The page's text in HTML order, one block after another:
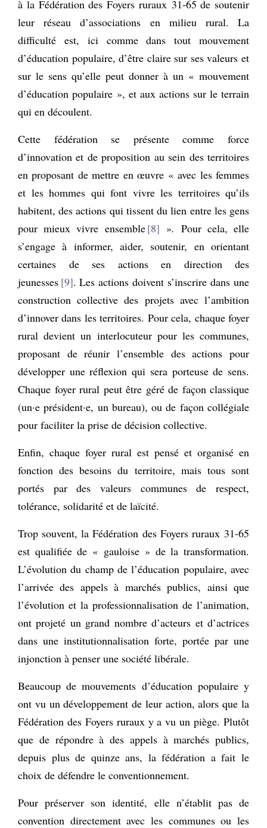
à la Fédération des Foyers ruraux 31‑65 de soutenir
leur réseau d’associations en milieu rural. La
difficulté est, ici comme dans tout mouvement
d’éducation populaire, d’être claire sur ses valeurs et
sur le sens qu’elle peut donner à un « mouvement
d’éducation populaire », et aux actions sur le terrain
qui en découlent.
Cette fédération se présente comme force
d’innovation et de proposition au sein des territoires
en proposant de mettre en œuvre « avec les femmes
et les hommes qui font vivre les territoires qu’ils
habitent, des actions qui tissent du lien entre les gens
pour mieux vivre ensemble 8 ». Pour cela, elle
s’engage à informer, aider, soutenir, en orientant
certaines de ses actions en direction des
jeunesses 9 . Les actions doivent s’inscrire dans une
construction collective des projets avec l’ambition
d’innover dans les territoires. Pour cela, chaque foyer
rural devient un interlocuteur pour les communes,
proposant de réunir l’ensemble des actions pour
développer une réflexion qui sera porteuse de sens.
Chaque foyer rural peut être géré de façon classique
(un·e président·e, un bureau), ou de façon collégiale
pour faciliter la prise de décision collective.
Enfin, chaque foyer rural est pensé et organisé en
fonction des besoins du territoire, mais tous sont
portés par des valeurs communes de respect,
tolérance, solidarité et de laïcité.
Trop souvent, la Fédération des Foyers ruraux 31‑65
est qualifiée de « gauloise » de la transformation.
L’évolution du champ de l’éducation populaire, avec
l’arrivée des appels à marchés publics, ainsi que
l’évolution et la professionnalisation de l’animation,
ont projeté un grand nombre d’acteurs et d’actrices
dans une institutionnalisation forte, portée par une
injonction à penser une société libérale.
Beaucoup de mouvements d’éducation populaire y
ont vu un développement de leur action, alors que la
Fédération des Foyers ruraux y a vu un piège. Plutôt
que de répondre à des appels à marchés publics,
depuis plus de quinze ans, la fédération a fait le
choix de défendre le conventionnement.
Pour préserver son identité, elle n’établit pas de
convention directement avec les communes ou les